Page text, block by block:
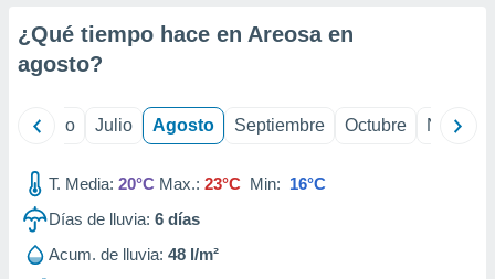
de
1199
¿Qué tiempo hace en Areosa en
agosto?
Junio Julio Agosto Septiembre Octubre
T. Media: 20°C Max.: 23°C Min: 16°C
Días de lluvia: 6 días
Acum. de lluvia: 48 l/m²